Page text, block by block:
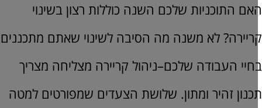
התוכניות שלכם השנה כוללות רצון בשינוי
לא משנה מה הסיבה לשינוי שאתם מתכננים
העבודה שלכם–ניהול קריירה מצליחה מצריך
זהיר ומתון. שלושת הצעדים שמפורטים למטה